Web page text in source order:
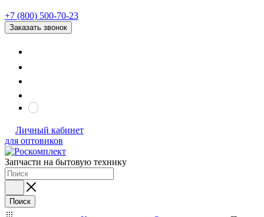
+7 (800) 500-70-23
Заказать звонок
Личный кабинет
для оптовиков
Запчасти на бытовую технику
Поиск